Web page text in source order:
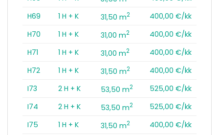
H69
1 H + K 31,50 m2
400,00 €/kk
H70
1 H + K 31,00 m2
400,00 €/kk
H71
1 H + K 31,00 m2
400,00 €/kk
H72
1 H + K 31,50 m2
400,00 €/kk
I73
2 H + K 53,50 m2
525,00 €/kk
I74
2 H + K 53,50 m2
525,00 €/kk
I75
1 H + K 31,50 m2
400,00 €/kk